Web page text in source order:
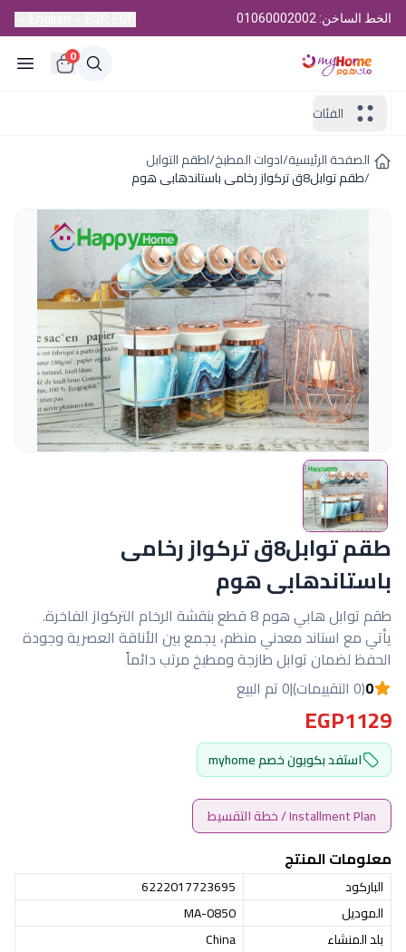
الخط الساخن: 01060002002
0
الفئات
الصفحة الرئيسية/ادوات المطبخ/اطقم التوابل
/طقم توابل8ق تركواز رخامى باستاندهابى هوم
طقم توابل8ق تركواز رخامى
باستاندهابى هوم
طقم توابل هابي هوم 8 قطع بنقشة الرخام التركواز الفاخرة.
يأتي مع استاند معدني منظم، يجمع بين الأناقة العصرية وجودة
الحفظ لضمان توابل طازجة ومطبخ مرتب دائماً
0(0 التقييمات) |0 تم البيع
EGP1129
استفد بكوبون خصم myhome
Installment Plan / خطة التقسيط
معلومات المنتج
الباركود
6222017723695
الموديل
MA-0850
بلد المنشاء
China